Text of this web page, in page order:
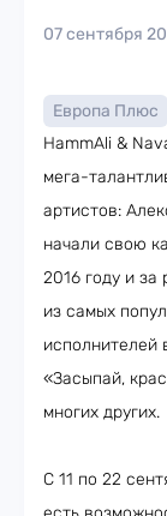
07 сентября
Европа Плюс
HammAli &
мега-
артистов:
начали свою
2016 году и за
из самых
исполнителей
«Засыпай,
многих других.
С 11 по 22